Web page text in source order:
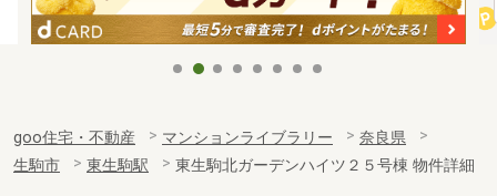
goo住宅・不動産 マンションライブラリー
奈良県
生駒市
東生駒駅 東生駒北ガーデンハイツ２５号棟 物件詳細